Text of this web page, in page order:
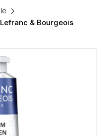
& Bourgeois